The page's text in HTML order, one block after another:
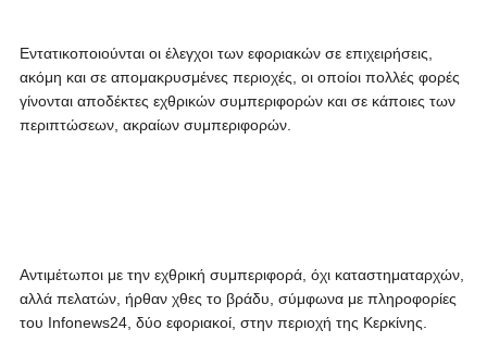
Εντατικοποιούνται οι έλεγχοι των εφοριακών σε επιχειρήσεις,
ακόμη και σε απομακρυσμένες περιοχές, οι οποίοι πολλές φορές
γίνονται αποδέκτες εχθρικών συμπεριφορών και σε κάποιες των
περιπτώσεων, ακραίων συμπεριφορών.
Αντιμέτωποι με την εχθρική συμπεριφορά, όχι καταστηματαρχών,
αλλά πελατών, ήρθαν χθες το βράδυ, σύμφωνα με πληροφορίες
του Infonews24, δύο εφοριακοί, στην περιοχή της Κερκίνης.